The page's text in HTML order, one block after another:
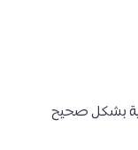
بشكل صحيح